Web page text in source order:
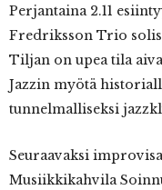
Perjantaina 2.11
Fredriksson Trio
Tiljan on upea tila
Jazzin myötä
tunnelmalliseksi
Seuraavaksi
Musiikkikahvila